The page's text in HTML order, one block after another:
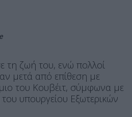
τη ζωή του, ενώ πολλοί
μετά από επίθεση με
του Κουβέιτ, σύμφωνα με
υπουργείου Εξωτερικών